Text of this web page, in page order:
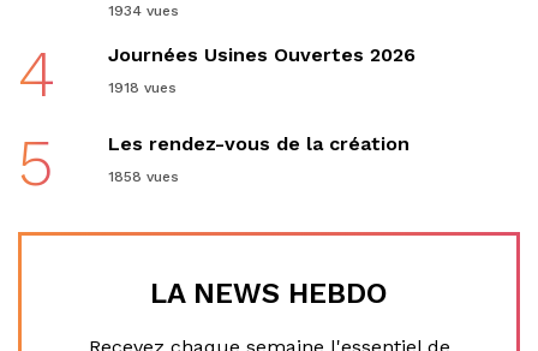
1934 vues
4 Journées Usines Ouvertes 2026
1918 vues
5 Les rendez-vous de la création
1858 vues
LA NEWS HEBDO